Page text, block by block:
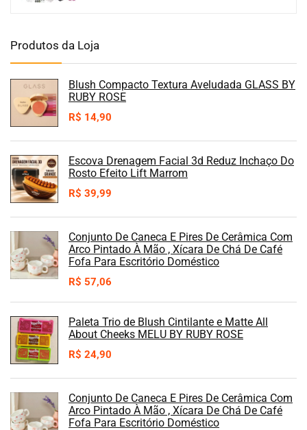
Produtos da Loja
Blush Compacto Textura Aveludada GLASS BY
RUBY ROSE
R$ 14,90
Escova Drenagem Facial 3d Reduz Inchaço Do
Rosto Efeito Lift Marrom
R$ 39,99
Conjunto De Caneca E Pires De Cerâmica Com
Arco Pintado À Mão , Xícara De Chá De Café
Fofa Para Escritório Doméstico
R$ 57,06
Paleta Trio de Blush Cintilante e Matte All
About Cheeks MELU BY RUBY ROSE
R$ 24,90
Conjunto De Caneca E Pires De Cerâmica Com
Arco Pintado À Mão , Xícara De Chá De Café
Fofa Para Escritório Doméstico